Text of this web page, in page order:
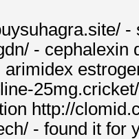
-
http://
- found it for